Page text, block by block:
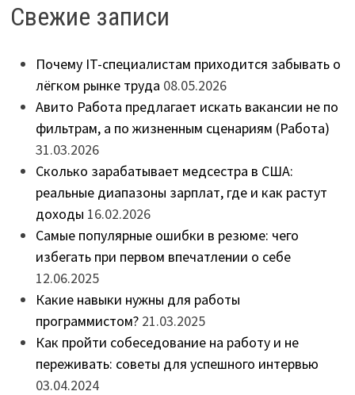
Свежие записи
Почему IT-специалистам приходится забывать о
лёгком рынке труда 08.05.2026
Авито Работа предлагает искать вакансии не по
фильтрам, а по жизненным сценариям (Работа)
31.03.2026
Сколько зарабатывает медсестра в США:
реальные диапазоны зарплат, где и как растут
доходы 16.02.2026
Самые популярные ошибки в резюме: чего
избегать при первом впечатлении о себе
12.06.2025
Какие навыки нужны для работы
программистом? 21.03.2025
Как пройти собеседование на работу и не
переживать: советы для успешного интервью
03.04.2024